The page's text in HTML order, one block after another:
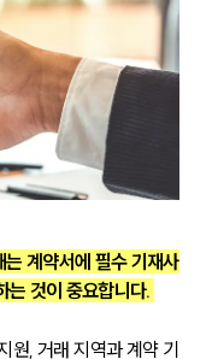
향
계약서에 필수 기재사
는 것이 중요합니다.
원, 거래 지역과 계약 기